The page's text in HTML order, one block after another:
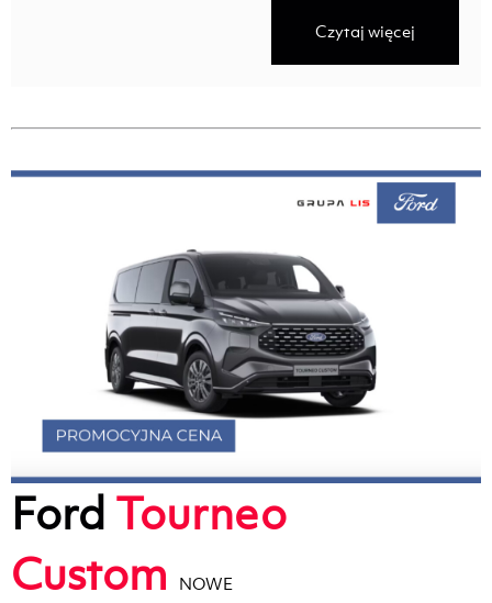
Czytaj więcej
Ford Tourneo
Custom
NOWE